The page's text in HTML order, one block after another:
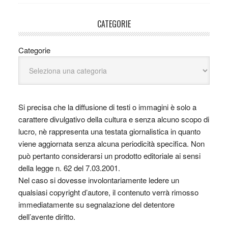
CATEGORIE
Categorie
Si precisa che la diffusione di testi o immagini è solo a
carattere divulgativo della cultura e senza alcuno scopo di
lucro, nè rappresenta una testata giornalistica in quanto
viene aggiornata senza alcuna periodicità specifica. Non
può pertanto considerarsi un prodotto editoriale ai sensi
della legge n. 62 del 7.03.2001.
Nel caso si dovesse involontariamente ledere un
qualsiasi copyright d’autore, il contenuto verrà rimosso
immediatamente su segnalazione del detentore
dell’avente diritto.